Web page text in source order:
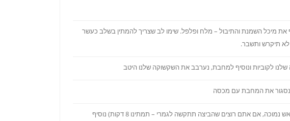
את מיכל השמנת והתיבול – מלח ופלפל. שימו לב שצריך להמתין בשלב כעשר
תיקרש ותשבר.
ונסגור את המחבת עם מכסה
לאחר כ-5 כשהביצים שלנו יתבשלו (על אש נמוכה, אם אתם רוצים שהביצה תתקשה לגמרי – תמתינו 8 דקות) נוסיף